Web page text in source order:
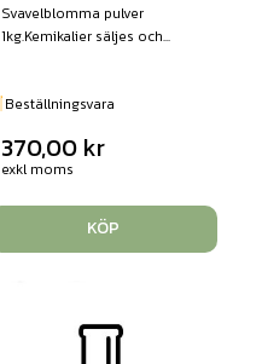
Svavelblomma pulver
1kg.Kemikalier säljes och...
Beställningsvara
370,00 kr
exkl moms
KÖP